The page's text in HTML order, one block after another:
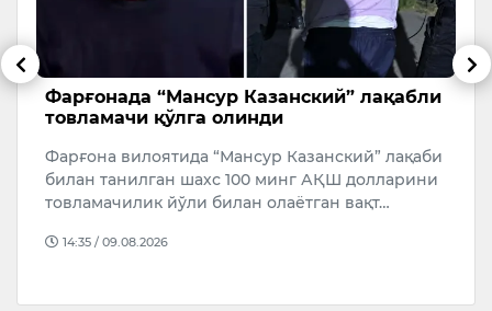
Фарғонада “Мансур Казанский” лақабли
товламачи қўлга олинди
Фарғона вилоятида “Мансур Казанский” лақаби
билан танилган шахс 100 минг АҚШ долларини
товламачилик йўли билан олаётган вақт…
14:35 / 09.08.2026